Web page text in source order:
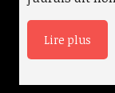
Lire plus